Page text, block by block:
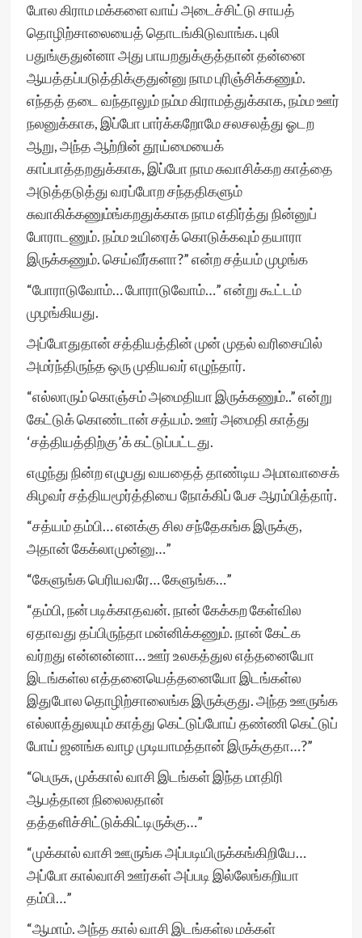
போல கிராம மக்களை வாய் அடைச்சிட்டு சாயத்
தொழிற்சாலையைத் தொடங்கிடுவாங்க. புலி
பதுங்குதுன்னா அது பாயறதுக்குத்தான் தன்னை
ஆயத்தப்படுத்திக்குதுன்னு நாம புரிஞ்சிக்கணும்.
எந்தத் தடை வந்தாலும் நம்ம கிராமத்துக்காக, நம்ம ஊர்
நலனுக்காக, இப்போ பார்க்கறோமே சலசலத்து ஓடற
ஆறு, அந்த ஆற்றின் தூய்மையைக்
காப்பாத்தறதுக்காக, இப்போ நாம சுவாசிக்கற காத்தை
அடுத்தடுத்து வரப்போற சந்ததிகளும்
சுவாகிக்கணும்ங்கறதுக்காக நாம எதிர்த்து நின்னுப்
போராடணும். நம்ம உயிரைக் கொடுக்கவும் தயாரா
இருக்கணும். செய்வீர்களா?” என்ற சத்யம் முழங்க
“போராடுவோம்… போராடுவோம்…” என்று கூட்டம்
முழங்கியது.
அப்போதுதான் சத்தியத்தின் முன் முதல் வரிசையில்
அமர்ந்திருந்த ஒரு முதியவர் எழுந்தார்.
“எல்லாரும் கொஞ்சம் அமைதியா இருக்கணும்..” என்று
கேட்டுக் கொண்டான் சத்யம். ஊர் அமைதி காத்து
‘சத்தியத்திற்கு’க் கட்டுப்பட்டது.
எழுந்து நின்ற எழுபது வயதைத் தாண்டிய அமாவாசைக்
கிழவர் சத்தியமூர்த்தியை நோக்கிப் பேச ஆரம்பித்தார்.
“சத்யம் தம்பி… எனக்கு சில சந்தேகங்க இருக்கு,
அதான் கேக்லாமுன்னு…”
“கேளுங்க பெரியவரே… கேளுங்க…”
“தம்பி, நன் படிக்காதவன். நான் கேக்கற கேள்வில
ஏதாவது தப்பிருந்தா மன்னிக்கணும். நான் கேட்க
வர்றது என்னன்னா… ஊர் உலகத்துல எத்தனையோ
இடங்கள்ல எத்தனையெத்தனையோ இடங்கள்ல
இதுபோல தொழிற்சாலைங்க இருக்குது. அந்த ஊருங்க
எல்லாத்துலயும் காத்து கெட்டுப்போய் தண்ணி கெட்டுப்
போய் ஜனங்க வாழ முடியாமத்தான் இருக்குதா…?”
“பெருசு, முக்கால் வாசி இடங்கள் இந்த மாதிரி
ஆபத்தான நிலைலதான்
தத்தளிச்சிட்டுக்கிட்டிருக்கு…”
“முக்கால் வாசி ஊருங்க அப்படியிருக்கங்கிறியே…
அப்போ கால்வாசி ஊர்கள் அப்படி இல்லேங்கறியா
தம்பி…”
“ஆமாம். அந்த கால் வாசி இடங்கள்ல மக்கள்